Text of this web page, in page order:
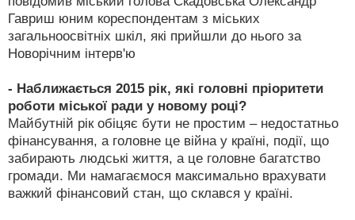
Гавриш юним кореспондентам з міських
загальноосвітніх шкіл, які прийшли до нього за
Новорічним інтерв'ю
- Наближається 2015 рік, які головні пріоритети
роботи міської ради у новому році?
Майбутній рік обіцяє бути не простим – недостатньо
фінансування, а головне це війна у країні, події, що
забирають людські життя, а це головне багатство
громади. Ми намагаємося максимально врахувати
важкий фінансовий стан, що склався у країні.